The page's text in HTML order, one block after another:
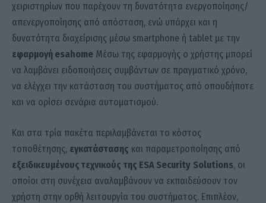
χειριστηρίων που παρέχουν τη δυνατότητα ενεργοποίησης/
απενεργοποίησης από απόσταση, ενώ υπάρχει και η
δυνατότητα διαχείρισης μέσω smartphone ή tablet με την
εφαρμογή esahome Μέσω της εφαρμογής ο χρήστης μπορεί
να λαμβάνει ειδοποιήσεις συμβάντων σε πραγματικό χρόνο,
να ελέγχει την κατάσταση του συστήματος από οπουδήποτε
και να ορίσει σενάρια αυτοματισμού.
Και στα τρία πακέτα περιλαμβάνεται το κόστος
τοποθέτησης, εγκατάστασης και παραμετροποίησης από
εξειδικευμένους τεχνικούς της ESA Security Solutions, οι
οποίοι στη συνέχεια αναλαμβάνουν να εκπαιδεύσουν τον
χρήστη στην ορθή λειτουργία του συστήματος. Επιπλέον,